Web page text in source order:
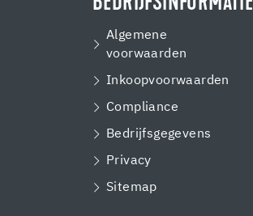
Algemene
voorwaarden
Inkoopvoorwaarden
Compliance
Bedrijfsgegevens
Privacy
Sitemap